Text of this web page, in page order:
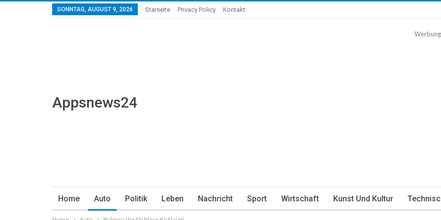
SONNTAG, AUGUST 9, 2026 Starseite Privacy Policy Kontakt
Appsnews24
Werbung
Home Auto Politik Leben Nachricht Sport Wirtschaft Kunst Und Kultur